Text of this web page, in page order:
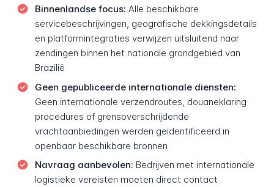
Binnenlandse focus: Alle beschikbare
servicebeschrijvingen, geografische dekkingsdetails
en platformintegraties verwijzen uitsluitend naar
zendingen binnen het nationale grondgebied van
Brazilië
Geen gepubliceerde internationale diensten:
Geen internationale verzendroutes, douaneklaring
procedures of grensoverschrijdende
vrachtaanbiedingen werden geïdentificeerd in
openbaar beschikbare bronnen
Navraag aanbevolen: Bedrijven met internationale
logistieke vereisten moeten direct contact